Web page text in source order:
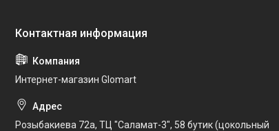
Интернет-магазин Glomart
Розыбакиева 72а, ТЦ "Саламат-3", 58 бутик (цокольный